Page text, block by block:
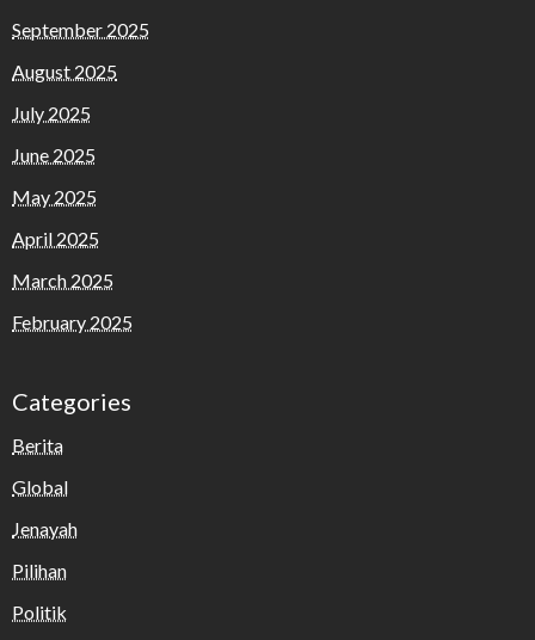
September 2025
August 2025
July 2025
June 2025
May 2025
April 2025
March 2025
February 2025
Categories
Berita
Global
Jenayah
Pilihan
Politik